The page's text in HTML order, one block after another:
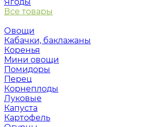
Все товары
Овощи
Кабачки, баклажаны
Коренья
Мини овощи
Помидоры
Перец
Корнеплоды
Луковые
Капуста
Картофель